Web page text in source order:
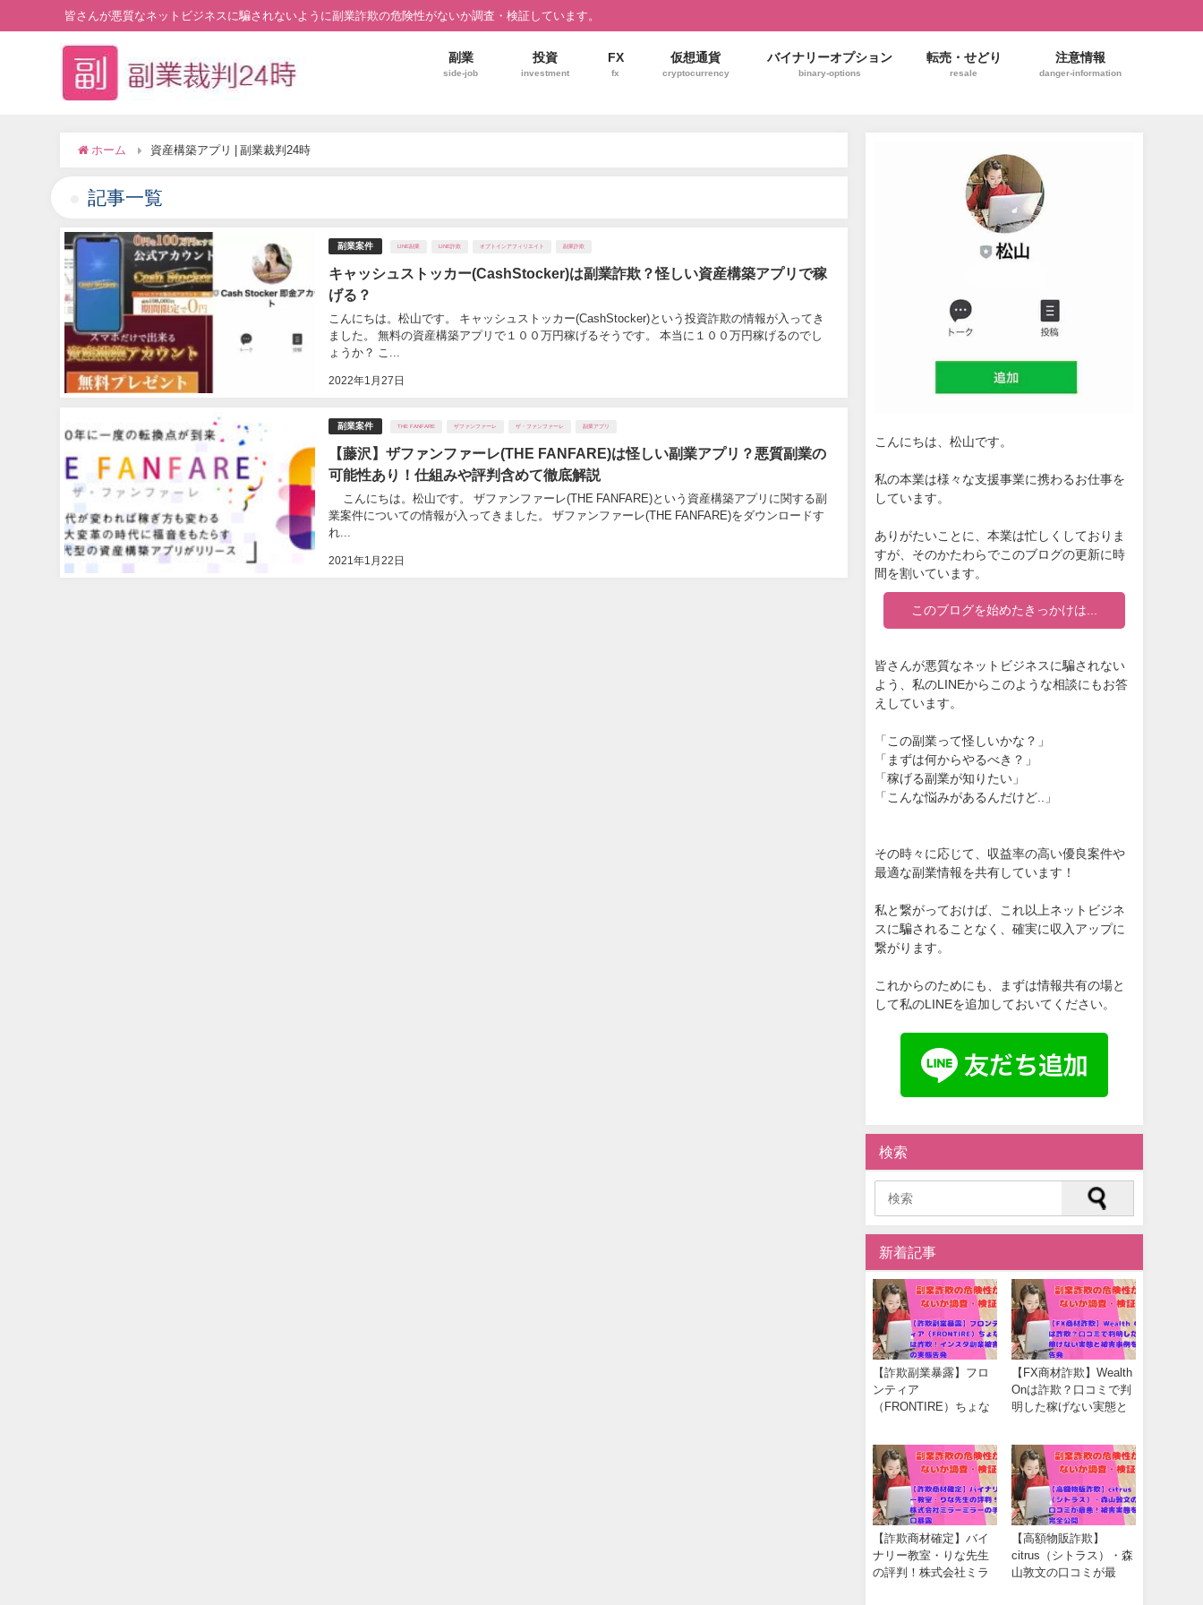
皆さんが悪質なネットビジネスに騙されないように副業詐欺の危険性がないか調査・検証しています。
副業
side-job
投資
investment
FX
fx
仮想通貨
cryptocurrency
バイナリーオプション
binary-options
転売・せどり
resale
注意情報
danger-information
ホーム 資産構築アプリ | 副業裁判24時
記事一覧
副業案件 LINE副業 LINE詐欺 オプトインアフィリエイト 副業詐欺
キャッシュストッカー(CashStocker)は副業詐欺？怪しい資産構築アプリで稼
げる？
2022年1月27日
こんにちは。松山です。 キャッシュストッカー(CashStocker)という投資詐欺の情報が入ってき
ました。 無料の資産構築アプリで１００万円稼げるそうです。 本当に１００万円稼げるのでし
ょうか？ こ...
副業案件 THE FANFARE ザファンファーレ ザ・ファンファーレ 副業アプリ
【藤沢】ザファンファーレ(THE FANFARE)は怪しい副業アプリ？悪質副業の
可能性あり！仕組みや評判含めて徹底解説
2021年1月22日
こんにちは。松山です。 ザファンファーレ(THE FANFARE)という資産構築アプリに関する副
業案件についての情報が入ってきました。 ザファンファーレ(THE FANFARE)をダウンロードす
れ...
こんにちは、松山です。
私の本業は様々な支援事業に携わるお仕事を
しています。
ありがたいことに、本業は忙しくしておりま
すが、そのかたわらでこのブログの更新に時
間を割いています。
このブログを始めたきっかけは...
皆さんが悪質なネットビジネスに騙されない
よう、私のLINEからこのような相談にもお答
えしています。
「この副業って怪しいかな？」
「まずは何からやるべき？」
「稼げる副業が知りたい」
「こんな悩みがあるんだけど..」
その時々に応じて、収益率の高い優良案件や
最適な副業情報を共有しています！
私と繋がっておけば、これ以上ネットビジネ
スに騙されることなく、確実に収入アップに
繋がります。
これからのためにも、まずは情報共有の場と
して私のLINEを追加しておいてください。
検索
新着記事
【詐欺副業暴露】フロ
ンティア
（FRONTIRE）ちょな
【FX商材詐欺】Wealth
Onは詐欺？口コミで判
明した稼げない実態と
【詐欺商材確定】バイ
ナリー教室・りな先生
の評判！株式会社ミラ
【高額物販詐欺】
citrus（シトラス）・森
山敦文の口コミが最